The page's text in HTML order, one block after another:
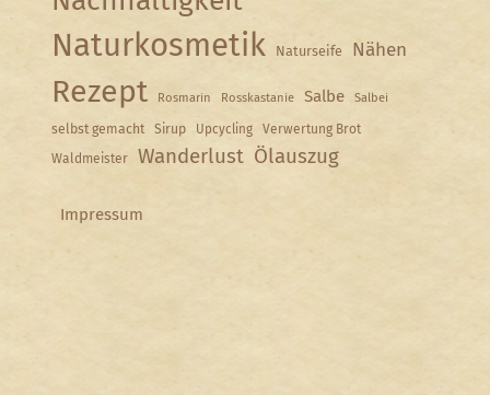
Naturkosmetik Naturseife Nähen
Rezept Rosmarin Rosskastanie Salbe Salbei
selbst gemacht Sirup Upcycling
Verwertung Brot
Waldmeister
Wanderlust Ölauszug
Impressum